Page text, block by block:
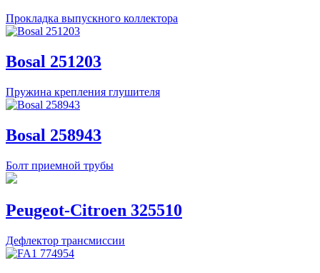
Прокладка выпускного коллектора
Bosal 251203
Пружина крепления глушителя
Bosal 258943
Болт приемной трубы
Peugeot-Citroen 325510
Дефлектор трансмиссии